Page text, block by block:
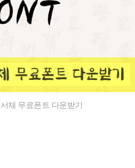
체 무료폰트 다운받기